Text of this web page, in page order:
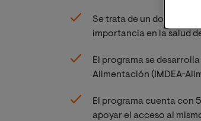
Se trata de un doctorado
importancia en la salud
El programa se
Alimentación (IMDEA-
El programa cuenta con
apoyar el acceso al